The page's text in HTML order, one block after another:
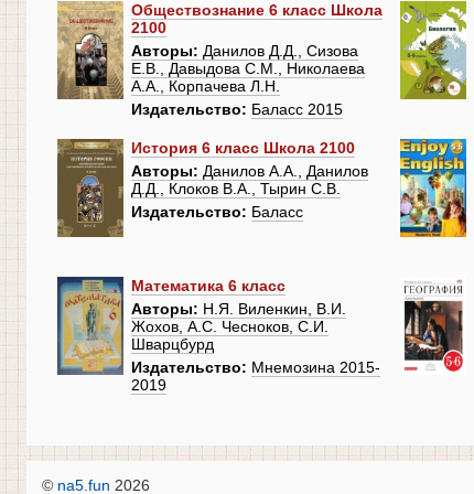
Обществознание 6 класс Школа
2100
Авторы: Данилов Д.Д., Сизова
Е.В., Давыдова С.М., Николаева
А.А., Корпачева Л.Н.
Издательство: Баласс 2015
История 6 класс Школа 2100
Авторы: Данилов А.А., Данилов
Д.Д., Клоков В.А., Тырин С.В.
Издательство: Баласс
Математика 6 класс
Авторы: Н.Я. Виленкин, В.И.
Жохов, А.С. Чесноков, С.И.
Шварцбурд
Издательство: Мнемозина 2015-
2019
© na5.fun 2026